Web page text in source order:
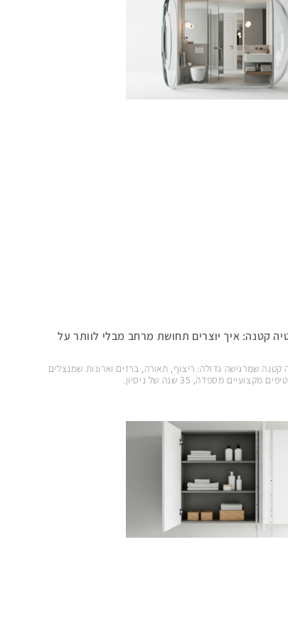
קטנה: איך יוצרים תחושת מרחב מבלי לוותר על
קטנה שמרגישה גדולה: ריצוף, תאורה, ברזים וארונות שמנצלים
מספדה, 35 שנה של ניסיון.